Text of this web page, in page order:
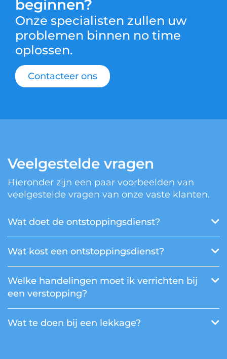
beginnen?
Onze specialisten zullen uw
problemen binnen no time
oplossen.
Contacteer ons
Veelgestelde vragen
Hieronder zijn een paar voorbeelden van
veelgestelde vragen van onze vaste klanten.
Wat doet de ontstoppingsdienst?
Wat kost een ontstoppingsdienst?
Welke handelingen moet ik verrichten bij
een verstopping?
Wat te doen bij een lekkage?